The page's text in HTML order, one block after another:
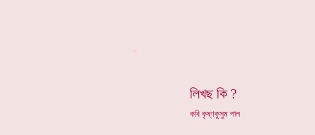
লিখছ কি ?
কবি কৃষ্ণকুসুম পাল